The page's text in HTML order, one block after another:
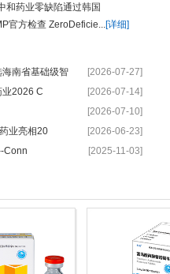
和药业零缺陷通过韩国
官方检查 ZeroDeficie...[详细]
南省基础级智
[2026-07-27]
业2026 C
[2026-07-14]
[2026-07-10]
业亮相20
[2026-06-23]
Conn
[2025-11-03]